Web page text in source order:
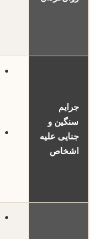
جرایم
سنگین و
جنایی علیه
اشخاص